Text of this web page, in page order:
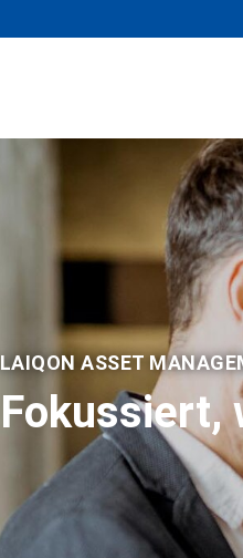
LAIQON ASSET
Fokussiert,